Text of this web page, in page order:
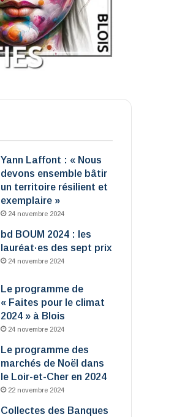
Yann Laffont : « Nous
devons ensemble bâtir
un territoire résilient et
exemplaire »
24 novembre 2024
bd BOUM 2024 : les
lauréat·es des sept prix
24 novembre 2024
Le programme de
« Faites pour le climat
2024 » à Blois
24 novembre 2024
Le programme des
marchés de Noël dans
le Loir-et-Cher en 2024
22 novembre 2024
Collectes des Banques